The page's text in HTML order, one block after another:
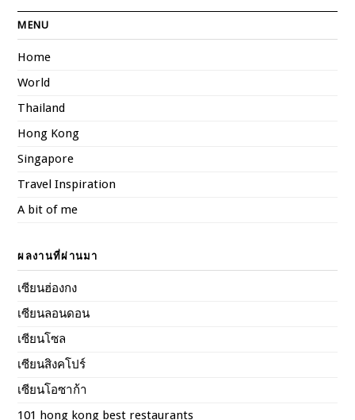
MENU
Home
World
Thailand
Hong Kong
Singapore
Travel Inspiration
A bit of me
ผลงานที่ผ่านมา
เซียนฮ่องกง
เซียนลอนดอน
เซียนโซล
เซียนสิงคโปร์
เซียนโอซาก้า
101 hong kong best restaurants